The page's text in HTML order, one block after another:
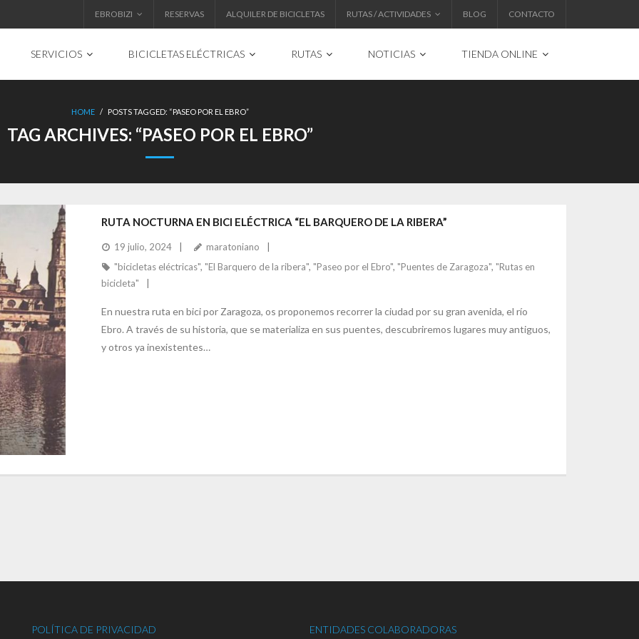
EBROBIZI RESERVAS ALQUILER DE BICICLETAS RUTAS / ACTIVIDADES BLOG CONTACTO
SERVICIOS BICICLETAS ELÉCTRICAS RUTAS NOTICIAS TIENDA ONLINE
HOME / POSTS TAGGED: “PASEO POR EL EBRO”
TAG ARCHIVES: “PASEO POR EL EBRO”
RUTA NOCTURNA EN BICI ELÉCTRICA “EL BARQUERO DE LA RIBERA”
19 julio, 2024
maratoniano
"bicicletas eléctricas", "El Barquero de la ribera", "Paseo por el Ebro", "Puentes de Zaragoza", "Rutas en
bicicleta"
En nuestra ruta en bici por Zaragoza, os proponemos recorrer la ciudad por su gran avenida, el río
Ebro. A través de su historia, que se materializa en sus puentes, descubriremos lugares muy antiguos,
y otros ya inexistentes…
POLÍTICA DE PRIVACIDAD ENTIDADES COLABORADORAS